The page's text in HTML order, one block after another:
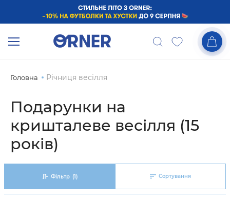
Головна Річниця весілля
Подарунки на
кришталеве весілля (15
років)
Фільтр (1) Сортування